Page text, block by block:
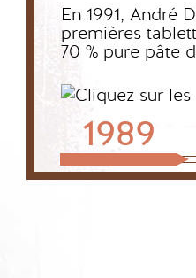
En 1991, André
premières
70 % pure pâte
1989